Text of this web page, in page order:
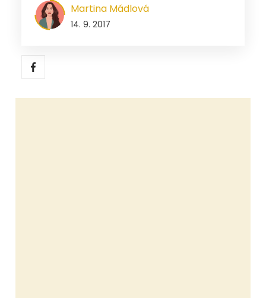
Martina Mádlová
14. 9. 2017